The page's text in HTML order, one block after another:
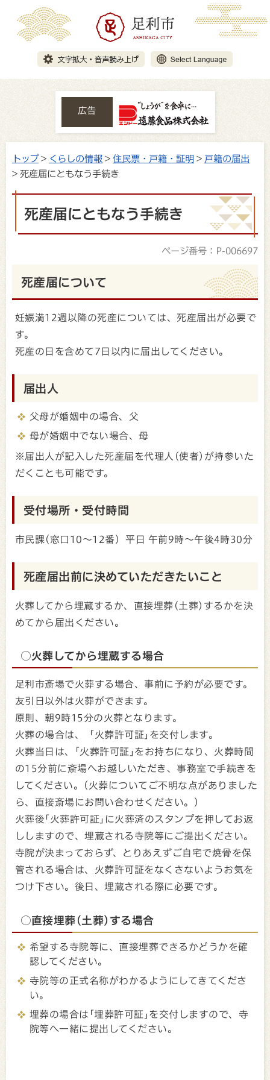
広告
トップ> くらしの情報 > 住民票・戸籍・証明 > 戸籍の届出
> 死産届にともなう手続き
死産届にともなう手続き
ページ番号：P-006697
死産届について
妊娠満12週以降の死産については、死産届出が必要で
す。
死産の日を含めて7日以内に届出してください。
届出人
父母が婚姻中の場合、父
母が婚姻中でない場合、母
※届出人が記入した死産届を代理人(使者)が持参いた
だくことも可能です。
受付場所・受付時間
市民課(窓口10～12番) 平日 午前9時～午後4時30分
死産届出前に決めていただきたいこと
火葬してから埋蔵するか、直接埋葬(土葬)するかを決
めてから届出ください。
○火葬してから埋蔵する場合
足利市斎場で火葬する場合、事前に予約が必要です。
友引日以外は火葬ができます。
原則、朝9時15分の火葬となります。
火葬の場合は、「火葬許可証｣を交付します。
火葬当日は、｢火葬許可証｣をお持ちになり、火葬時間
の15分前に斎場へお越しいただき、事務室で手続きを
してください。(火葬についてご不明な点がありました
ら、直接斎場にお問い合わせください。)
火葬後｢火葬許可証｣に火葬済のスタンプを押してお返
ししますので、埋蔵される寺院等にご提出ください。
寺院が決まっておらず、とりあえずご自宅で焼骨を保
管される場合は、火葬許可証をなくさないようお気を
つけ下さい。後日、埋蔵される際に必要です。
○直接埋葬(土葬)する場合
希望する寺院等に、直接埋葬できるかどうかを確
認してください。
寺院等の正式名称がわかるようにしてきてくださ
い。
埋葬の場合は｢埋葬許可証｣を交付しますので、寺
院等へ一緒に提出してください。